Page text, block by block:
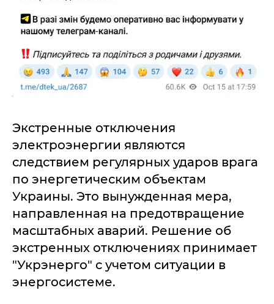
Экстренные отключения
электроэнергии являются
следствием регулярных ударов врага
по энергетическим объектам
Украины. Это вынужденная мера,
направленная на предотвращение
масштабных аварий. Решение об
экстренных отключениях принимает
"Укрэнерго" с учетом ситуации в
энергосистеме.